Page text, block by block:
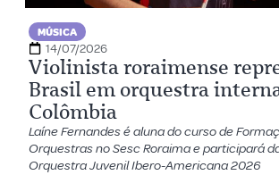
MÚSICA
14/07/2026
Violinista roraimense
Brasil em orquestra
Colômbia
Laíne Fernandes é aluna do curso de
Orquestras no Sesc Roraima e participará
Orquestra Juvenil Ibero-Americana 2026